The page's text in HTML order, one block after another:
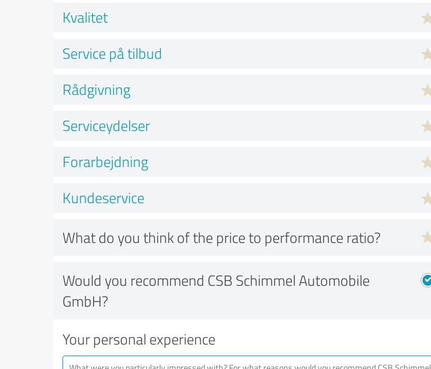
Kvalitet
Service på tilbud
Rådgivning
Serviceydelser
Forarbejdning
Kundeservice
What do you think of the price to performance ratio?
Would you recommend CSB Schimmel Automobile
GmbH?
Your personal experience